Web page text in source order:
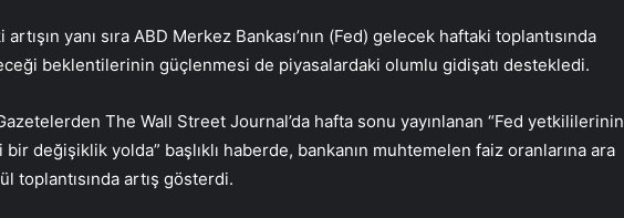
yanı sıra ABD Merkez Bankası’nın (Fed) gelecek haftaki toplantısında
beklentilerinin güçlenmesi de piyasalardaki olumlu gidişatı destekledi.
The Wall Street Journal’da hafta sonu yayınlanan “Fed yetkililerinin
değişiklik yolda” başlıklı haberde, bankanın muhtemelen faiz oranlarına ara
toplantısında artış gösterdi.